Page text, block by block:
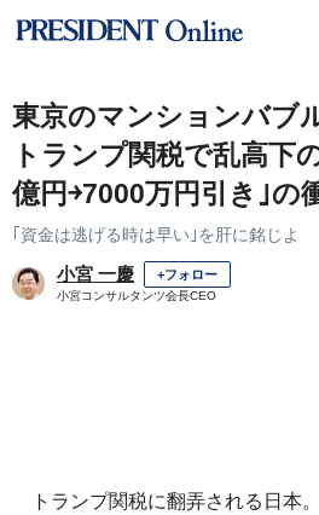
東京のマンションバブ
トランプ関税で乱高下
億円￫7000万円引き｣の
｢資金は逃げる時は早い｣を肝に銘じよ
小宮 一慶 +フォロー
小宮コンサルタンツ会長CEO
トランプ関税に翻弄される日本